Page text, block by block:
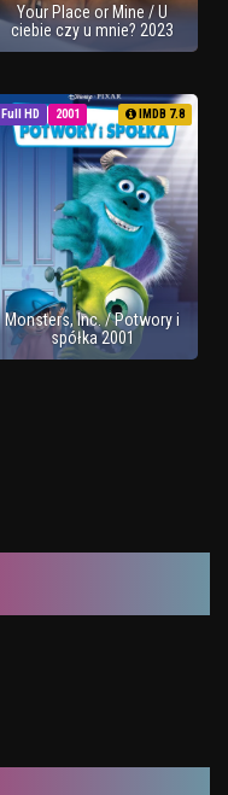
Your Place or Mine / U
ciebie czy u mnie? 2023
Full HD 2001 IMDB 7.8
Monsters, Inc. / Potwory i
spółka 2001